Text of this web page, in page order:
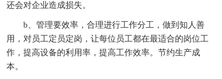
还会对企业造成损失。
b、管理要效率，合理进行工作分工，做到知人善
用，对员工定员定岗，让每位员工都在最适合的岗位工
作，提高设备的利用率，提高工作效率。节约生产成
本。